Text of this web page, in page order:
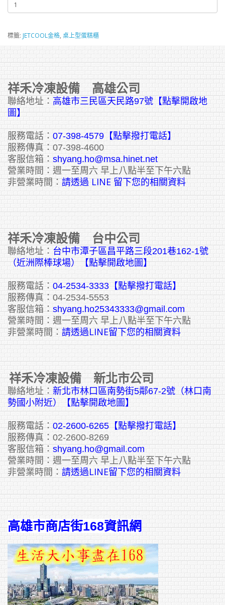
標籤: JETCOOL金格, 桌上型蛋糕櫃
祥禾冷凍設備 高雄公司
聯絡地址： 高雄市三民區天民路97號【點擊開啟地
圖】
服務電話： 07-398-4579【點擊撥打電話】
服務傳真：07-398-4600
客服信箱： shyang.ho@msa.hinet.net
營業時間：週一至周六 早上八點半至下午六點
非營業時間： 請透過 LINE 留下您的相關資料
祥禾冷凍設備 台中公司
聯絡地址： 台中市潭子區昌平路三段201巷162-1號
（近洲際棒球場）【點擊開啟地圖】
服務電話： 04-2534-3333 【點擊撥打電話】
服務傳真：04-2534-5553
客服信箱： shyang.ho25343333@gmail.com
營業時間：週一至周六 早上八點半至下午六點
非營業時間： 請透過LINE留下您的相關資料
祥禾冷凍設備 新北市公司
聯絡地址： 新北市林口區南勢街5鄰67-2號（林口南
勢國小附近）【點擊開啟地圖】
服務電話： 02-2600-6265 【點擊撥打電話】
服務傳真：02-2600-8269
客服信箱： shyang.ho@gmail.com
營業時間：週一至周六 早上八點半至下午六點
非營業時間： 請透過LINE留下您的相關資料
高雄市商店街168資訊網